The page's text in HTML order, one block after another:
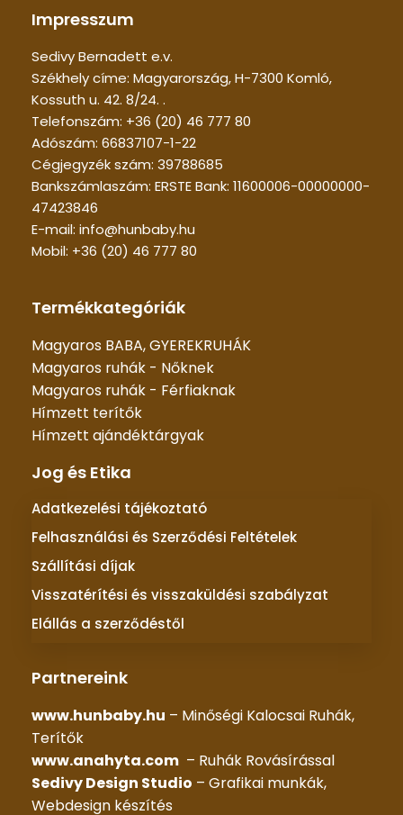
Impresszum
Sedivy Bernadett e.v.
Székhely címe: Magyarország, H-7300 Komló,
Kossuth u. 42. 8/24. .
Telefonszám: +36 (20) 46 777 80
Adószám: 66837107-1-22
Cégjegyzék szám: 39788685
Bankszámlaszám: ERSTE Bank: 11600006-00000000-
47423846
E-mail: info@hunbaby.hu
Mobil: +36 (20) 46 777 80
Termékkategóriák
Magyaros BABA, GYEREKRUHÁK
Magyaros ruhák - Nőknek
Magyaros ruhák - Férfiaknak
Hímzett terítők
Hímzett ajándéktárgyak
Jog és Etika
Adatkezelési tájékoztató
Felhasználási és Szerződési Feltételek
Szállítási díjak
Visszatérítési és visszaküldési szabályzat
Elállás a szerződéstől
Partnereink
www.hunbaby.hu – Minőségi Kalocsai Ruhák,
Terítők
www.anahyta.com – Ruhák Rovásírással
Sedivy Design Studio – Grafikai munkák,
Webdesign készítés